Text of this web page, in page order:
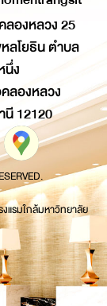
ลองหลวง 25
ลโยธิน ตำบล
นึ่ง
ลองหลวง
12120
แรมใกล้มหาวิทยาลัย